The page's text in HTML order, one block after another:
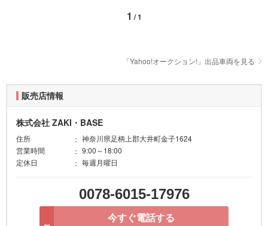
1 / 1
「Yahoo!オークション!」出品車両を見る
販売店情報
株式会社 ZAKI・BASE
住所
神奈川県足柄上郡大井町金子1624
営業時間
9:00～18:00
定休日
毎週月曜日
0078-6015-17976
今すぐ電話する